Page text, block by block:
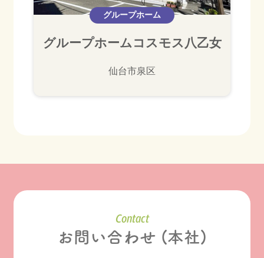
グループホーム
グループホームコスモス八乙女
仙台市泉区
Contact
お問い合わせ (本社)